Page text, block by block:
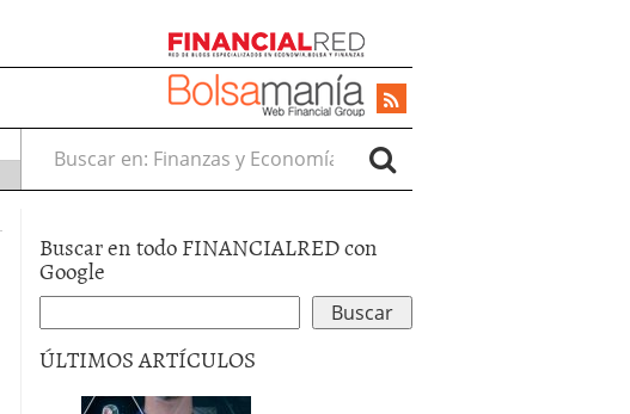
Buscar en:
Buscar en todo FINANCIALRED con
Google
ÚLTIMOS ARTÍCULOS